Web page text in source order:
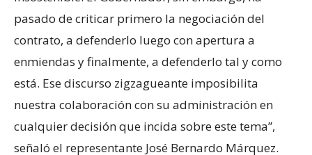
pasado de criticar primero la negociación del
contrato, a defenderlo luego con apertura a
enmiendas y finalmente, a defenderlo tal y como
está. Ese discurso zigzagueante imposibilita
nuestra colaboración con su administración en
cualquier decisión que incida sobre este tema”,
señaló el representante José Bernardo Márquez.